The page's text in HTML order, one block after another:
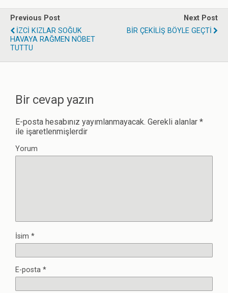
Previous Post
İZCİ KIZLAR SOĞUK
HAVAYA RAĞMEN NÖBET
TUTTU
Next Post
BİR ÇEKİLİŞ BÖYLE GEÇTİ
Bir cevap yazın
E-posta hesabınız yayımlanmayacak. Gerekli alanlar *
ile işaretlenmişlerdir
Yorum
İsim *
E-posta *